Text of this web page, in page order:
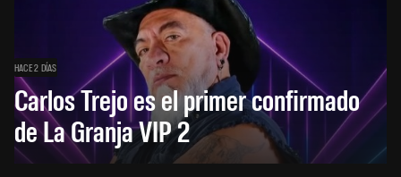
HACE 2 DÍAS
Carlos Trejo es el primer confirmado
de La Granja VIP 2